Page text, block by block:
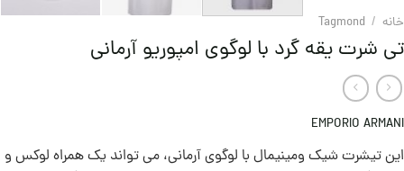
خانه /
Tagmond
تی شرت یقه گرد با لوگوی امپوریو آرمانی
EMPORIO ARMANI
این تیشرت شیک ومینیمال با لوگوی آرمانی، می تواند یک همراه لوکس و